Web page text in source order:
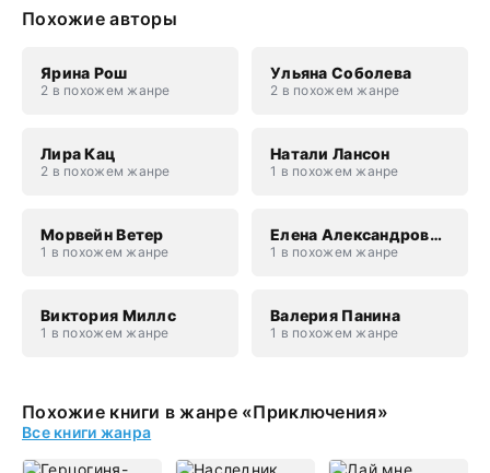
Похожие авторы
Ярина Рош
2 в похожем жанре
Ульяна Соболева
2 в похожем жанре
Лира Кац
2 в похожем жанре
Натали Лансон
1 в похожем жанре
Морвейн Ветер
1 в похожем жанре
Елена Александровна Каламацкая
1 в похожем жанре
Виктория Миллс
1 в похожем жанре
Валерия Панина
1 в похожем жанре
Похожие книги в жанре «Приключения»
Все книги жанра